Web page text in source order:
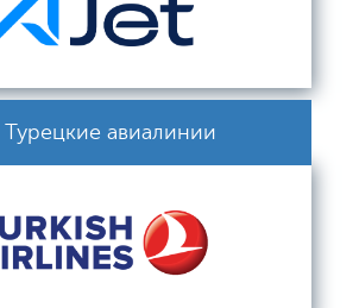
Турецкие авиалинии